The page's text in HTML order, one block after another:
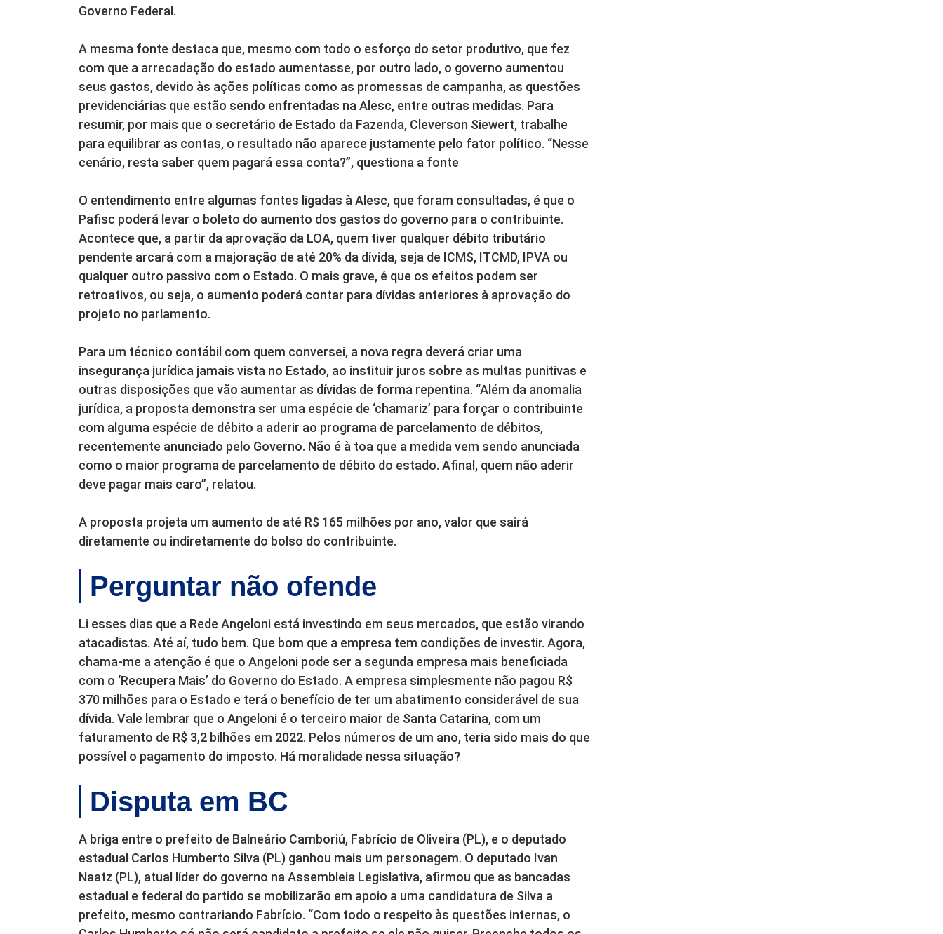
Governo Federal.
A mesma fonte destaca que, mesmo com todo o esforço do setor produtivo, que fez
com que a arrecadação do estado aumentasse, por outro lado, o governo aumentou
seus gastos, devido às ações políticas como as promessas de campanha, as questões
previdenciárias que estão sendo enfrentadas na Alesc, entre outras medidas. Para
resumir, por mais que o secretário de Estado da Fazenda, Cleverson Siewert, trabalhe
para equilibrar as contas, o resultado não aparece justamente pelo fator político. “Nesse
cenário, resta saber quem pagará essa conta?”, questiona a fonte
O entendimento entre algumas fontes ligadas à Alesc, que foram consultadas, é que o
Pafisc poderá levar o boleto do aumento dos gastos do governo para o contribuinte.
Acontece que, a partir da aprovação da LOA, quem tiver qualquer débito tributário
pendente arcará com a majoração de até 20% da dívida, seja de ICMS, ITCMD, IPVA ou
qualquer outro passivo com o Estado. O mais grave, é que os efeitos podem ser
retroativos, ou seja, o aumento poderá contar para dívidas anteriores à aprovação do
projeto no parlamento.
Para um técnico contábil com quem conversei, a nova regra deverá criar uma
insegurança jurídica jamais vista no Estado, ao instituir juros sobre as multas punitivas e
outras disposições que vão aumentar as dívidas de forma repentina. “Além da anomalia
jurídica, a proposta demonstra ser uma espécie de ‘chamariz’ para forçar o contribuinte
com alguma espécie de débito a aderir ao programa de parcelamento de débitos,
recentemente anunciado pelo Governo. Não é à toa que a medida vem sendo anunciada
como o maior programa de parcelamento de débito do estado. Afinal, quem não aderir
deve pagar mais caro”, relatou.
A proposta projeta um aumento de até R$ 165 milhões por ano, valor que sairá
diretamente ou indiretamente do bolso do contribuinte.
Perguntar não ofende
Li esses dias que a Rede Angeloni está investindo em seus mercados, que estão virando
atacadistas. Até aí, tudo bem. Que bom que a empresa tem condições de investir. Agora,
chama-me a atenção é que o Angeloni pode ser a segunda empresa mais beneficiada
com o ‘Recupera Mais’ do Governo do Estado. A empresa simplesmente não pagou R$
370 milhões para o Estado e terá o benefício de ter um abatimento considerável de sua
dívida. Vale lembrar que o Angeloni é o terceiro maior de Santa Catarina, com um
faturamento de R$ 3,2 bilhões em 2022. Pelos números de um ano, teria sido mais do que
possível o pagamento do imposto. Há moralidade nessa situação?
Disputa em BC
A briga entre o prefeito de Balneário Camboriú, Fabrício de Oliveira (PL), e o deputado
estadual Carlos Humberto Silva (PL) ganhou mais um personagem. O deputado Ivan
Naatz (PL), atual líder do governo na Assembleia Legislativa, afirmou que as bancadas
estadual e federal do partido se mobilizarão em apoio a uma candidatura de Silva a
prefeito, mesmo contrariando Fabrício. “Com todo o respeito às questões internas, o